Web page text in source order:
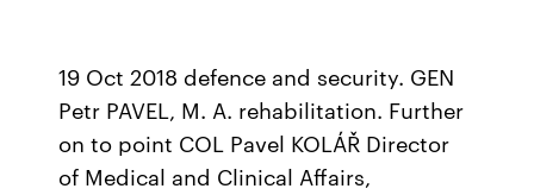
19 Oct 2018 defence and security. GEN
Petr PAVEL, M. A. rehabilitation. Further
on to point COL Pavel KOLÁŘ Director
of Medical and Clinical Affairs,